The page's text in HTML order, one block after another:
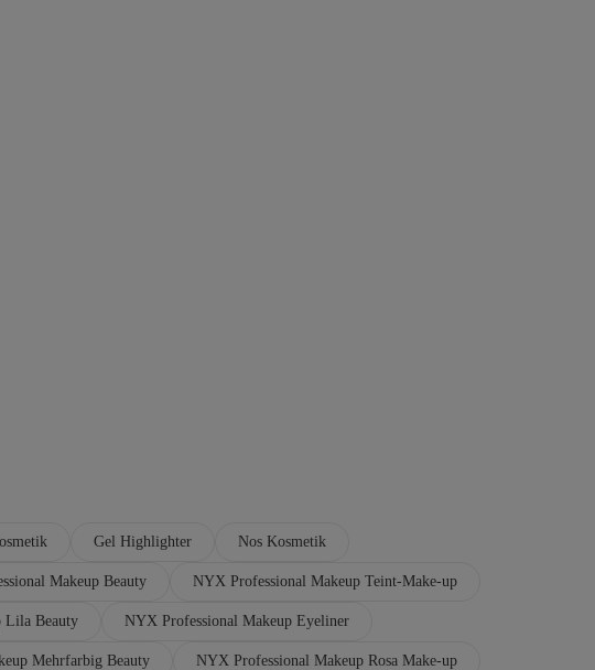
Gel Highlighter Nos Kosmetik
Makeup Beauty NYX Professional Makeup Teint-Make-up
Lila Beauty NYX Professional Makeup Eyeliner
Mehrfarbig Beauty NYX Professional Makeup Rosa Make-up